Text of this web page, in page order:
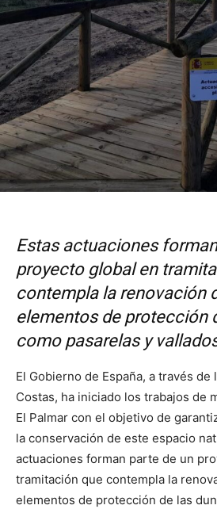
Estas actuaciones
proyecto global en
contempla la renovación
elementos de protección
como pasarelas y
El Gobierno de España, a través de
Costas, ha iniciado los trabajos de
El Palmar con el objetivo de
la conservación de este espacio
actuaciones forman parte de un
tramitación que contempla la
elementos de protección de las